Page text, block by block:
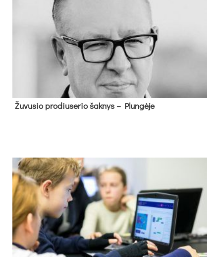
Žu­vu­sio pro­diu­se­rio šak­nys – Plun­gė­je